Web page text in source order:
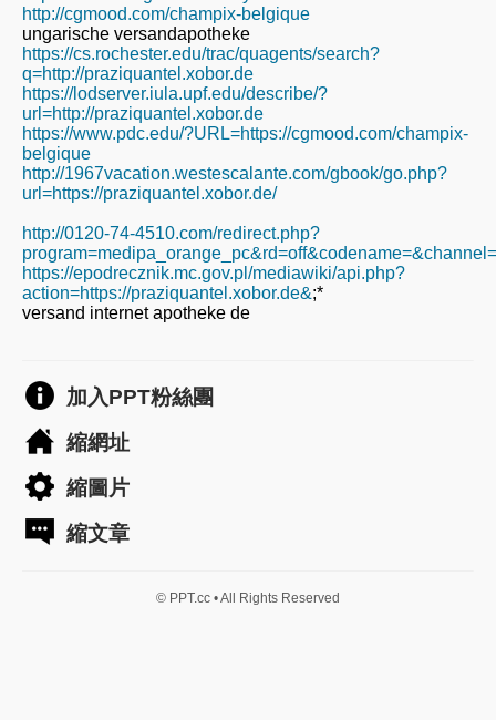
http://cgmood.com/champix-belgique
ungarische versandapotheke
https://cs.rochester.edu/trac/quagents/search?
q=http://praziquantel.xobor.de
https://lodserver.iula.upf.edu/describe/?
url=http://praziquantel.xobor.de
https://www.pdc.edu/?URL=https://cgmood.com/champix-
belgique
http://1967vacation.westescalante.com/gbook/go.php?
url=https://praziquantel.xobor.de/
http://0120-74-4510.com/redirect.php?
https://epodrecznik.mc.gov.pl/mediawiki/api.php?
action=https://praziquantel.xobor.de&;*
versand internet apotheke de
加入PPT粉絲團
縮網址
縮圖片
縮文章
© PPT.cc • All Rights Reserved